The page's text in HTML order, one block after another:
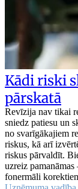
Kādi riski
pārskatā
Revīzija nav tikai
sniedz patiesu un
no svarīgākajiem
riskus, kā arī
riskus pārvaldīt.
uzreiz
fonermāli